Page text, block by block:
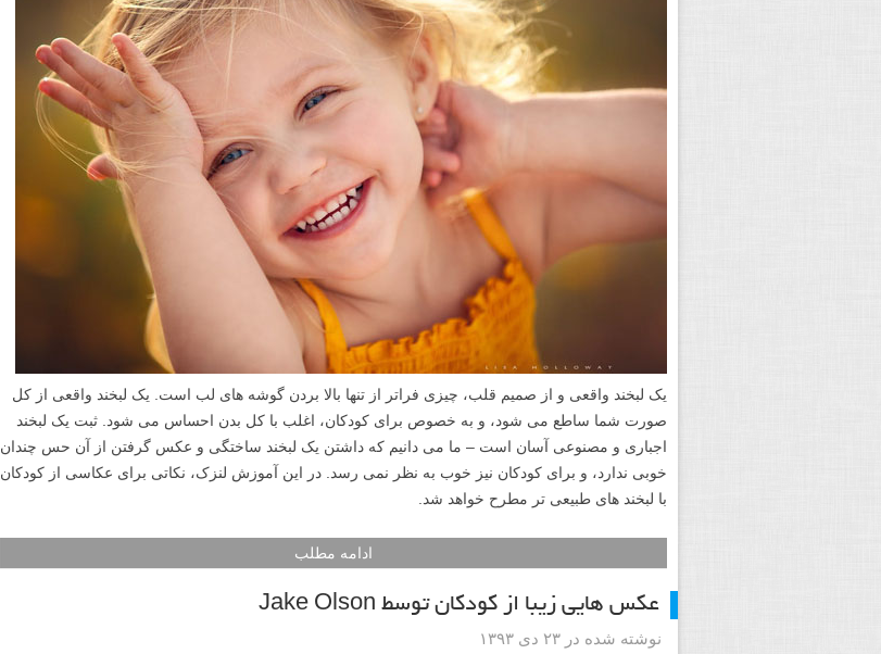
یک لبخند واقعی و از صمیم قلب، چیزی فراتر از تنها بالا بردن گوشه های لب است. یک لبخند واقعی از کل
صورت شما ساطع می شود، و به خصوص برای کودکان، اغلب با کل بدن احساس می شود. ثبت یک لبخند
اجباری و مصنوعی آسان است – ما می دانیم که داشتن یک لبخند ساختگی و عکس گرفتن از آن حس چندان
خوبی ندارد، و برای کودکان نیز خوب به نظر نمی رسد. در این آموزش لنزک، نکاتی برای عکاسی از کودکان
با لبخند های طبیعی تر مطرح خواهد شد.
ادامه مطلب
عکس هایی زیبا از کودکان توسط Jake Olson
نوشته شده در ۲۳ دی ۱۳۹۳